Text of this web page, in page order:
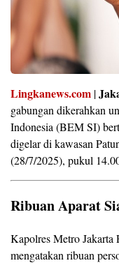
Lingkanews.com |
gabungan dikerahkan
Indonesia (BEM SI)
digelar di kawasan
(28/7/2025), pukul
Ribuan Aparat
Kapolres Metro Jakarta
mengatakan ribuan